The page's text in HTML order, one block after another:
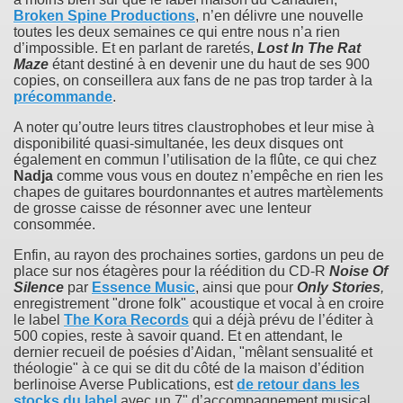
Broken Spine Productions, n’en délivre une nouvelle
toutes les deux semaines ce qui entre nous n’a rien
d’impossible. Et en parlant de raretés, Lost In The Rat
Maze étant destiné à en devenir une du haut de ses 900
copies, on conseillera aux fans de ne pas trop tarder à la
précommande.
A noter qu’outre leurs titres claustrophobes et leur mise à
disponibilité quasi-simultanée, les deux disques ont
également en commun l’utilisation de la flûte, ce qui chez
Nadja comme vous vous en doutez n’empêche en rien les
chapes de guitares bourdonnantes et autres martèlements
de grosse caisse de résonner avec une lenteur
consommée.
Enfin, au rayon des prochaines sorties, gardons un peu de
place sur nos étagères pour la réédition du CD-R Noise Of
Silence par Essence Music, ainsi que pour Only Stories,
enregistrement "drone folk" acoustique et vocal à en croire
le label The Kora Records qui a déjà prévu de l’éditer à
500 copies, reste à savoir quand. Et en attendant, le
dernier recueil de poésies d’Aidan, "mêlant sensualité et
théologie" à ce qui se dit du côté de la maison d’édition
berlinoise Averse Publications, estde retour dans les